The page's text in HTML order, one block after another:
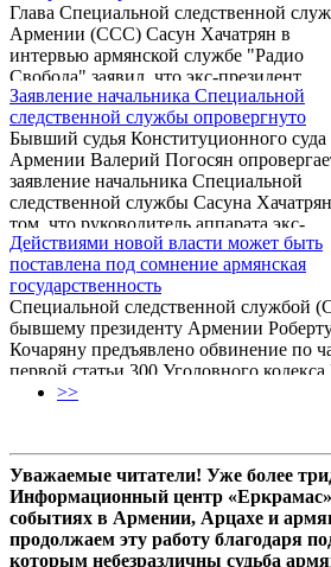
Глава Специальной следственной
Армении (ССС) Сасун Хачатрян в
интервью армянской службе "Радио
Свобода" заявил, что экс-президент
Армении Роберт Кочарян не имел права
вводить режим чрезвычайного
посредством указа.
Заявление начальника Специальной
следственной службы опровергнуто
Бывший судья Конституционного суда
Армении Валерий Погосян
заявление начальника Специальной
следственной службы Сасуна
том, что руководитель аппарата экс-
президента Армении Армен Геворкян
пытался оказать на него давление через
брата.
Действиями новой власти может быть
поставлена под сомнение армянская
государственность
Специальной следственной службой
бывшему президенту Армении
Кочаряну предъявлено обвинение по
первой статьи 300 Уголовного кодекса
то, что он по предварительному
города Еревана 27 июля т.г.
ходатайство ССС об избрании в
Роберта Кочаряна меры пресечения в
лишения свободы на 2 месяца.
>>
Уважаемые читатели! Уже более
Информационный центр «Еркрамас»
событиях в Армении, Арцахе и
продолжаем эту работу благодаря
которым небезразличны судьба